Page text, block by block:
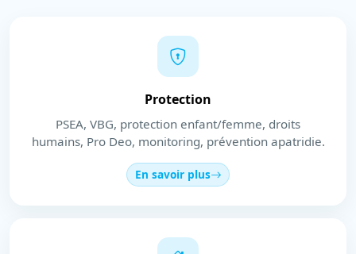
Protection
PSEA, VBG, protection enfant/femme, droits
humains, Pro Deo, monitoring, prévention apatridie.
En savoir plus